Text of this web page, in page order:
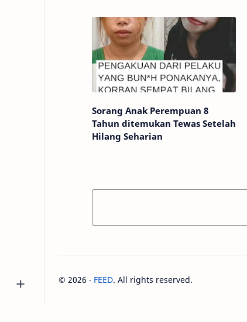
Sorang Anak Perempuan 8
Tahun ditemukan Tewas Setelah
Hilang Seharian
© 2026 ‧ FEED. All rights reserved.